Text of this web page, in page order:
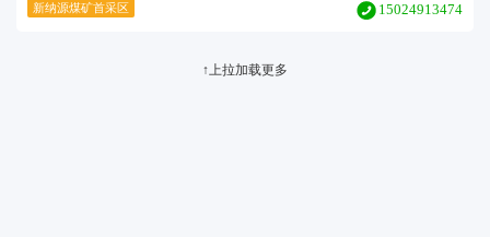
新纳源煤矿首采区 15024913474
↑上拉加载更多